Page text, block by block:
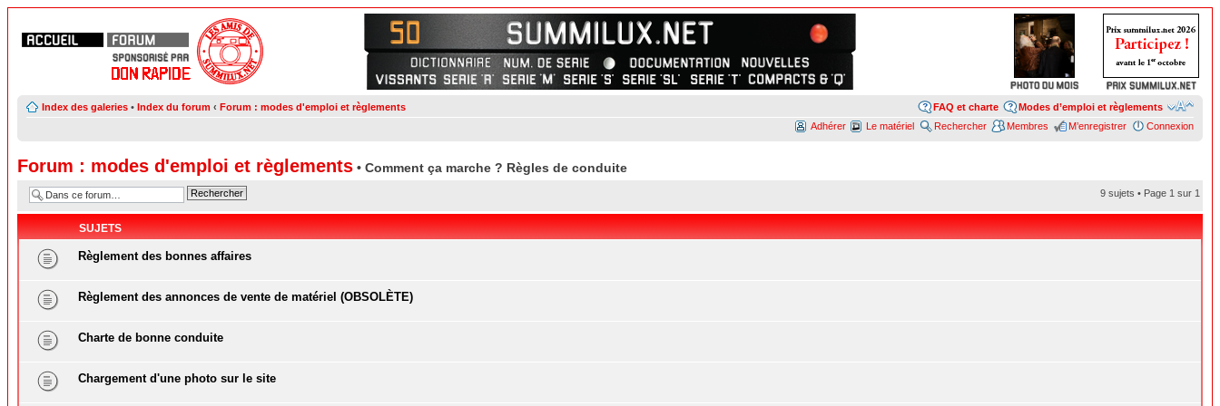
Index des galeries • Index du forum ‹ Forum : modes d'emploi et règlements Modes d’emploi et règlements
FAQ et charte
Connexion
M’enregistrer
Membres
Rechercher
Le matériel
Adhérer
Forum : modes d'emploi et règlements • Comment ça marche ? Règles de conduite
9 sujets • Page 1 sur 1
SUJETS
Règlement des bonnes affaires
Règlement des annonces de vente de matériel (OBSOLÈTE)
Charte de bonne conduite
Chargement d'une photo sur le site